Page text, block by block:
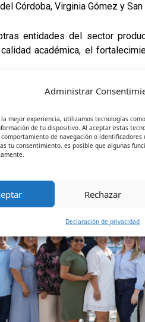
Administrar
mejor experiencia, utilizamos tecnologías
de tu dispositivo. Al aceptar estas
de navegación o identificadores
tu consentimiento, es posible que algunas
Rechazar
Declaración de privacidad
Córdoba, Virginia Gómez y
entidades del sector
académica, el
de propuestas orientadas
de mejora continua y trabajo